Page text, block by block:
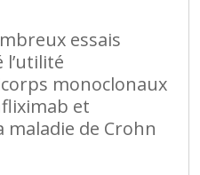
essais
monoclonaux
et
maladie de Crohn